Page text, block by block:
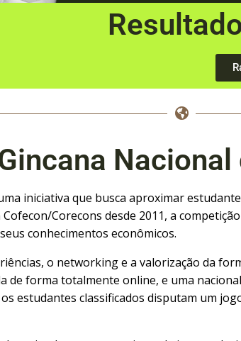
iniciativa que busca aproximar
Corecons desde 2011, a
conhecimentos econômicos.
o networking e a valorização da
de forma totalmente online, e uma
estudantes classificados disputam um